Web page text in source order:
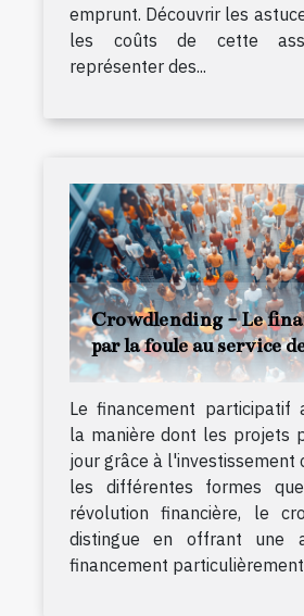
emprunt. Découvrir les
les coûts de cette
représenter des...
Crowdlending - Le
par la foule au service
Le financement participatif
la manière dont les projets
jour grâce à l'investissement
les différentes formes
révolution financière, le
distingue en offrant une
financement